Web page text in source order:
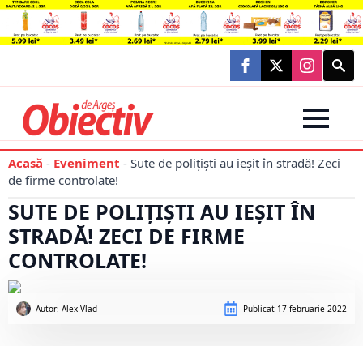
Search
for:
Acasă - Eveniment - Sute de polițiști au ieșit în stradă! Zeci
de firme controlate!
SUTE DE POLIȚIȘTI AU IEȘIT ÎN
STRADĂ! ZECI DE FIRME
CONTROLATE!
Autor: Alex Vlad Publicat 17 februarie 2022